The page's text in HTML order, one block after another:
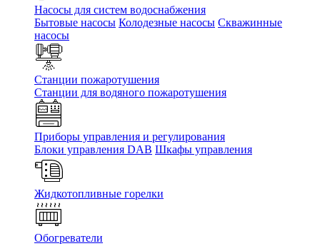
Насосы для систем водоснабжения
Бытовые насосы Колодезные насосы Скважинные
насосы
Станции пожаротушения
Станции для водяного пожаротушения
Приборы управления и регулирования
Блоки управления DAB Шкафы управления
Жидкотопливные горелки
Обогреватели